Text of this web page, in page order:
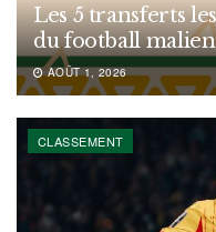
Les 5 transferts
du football malien
AOÛT 1, 2026
CLASSEMENT